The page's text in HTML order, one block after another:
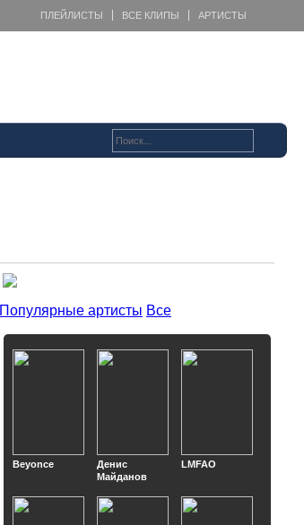
ПЛЕЙЛИСТЫ ВСЕ КЛИПЫ АРТИСТЫ
Популярные артисты Все
Beyonce
Денис
Майданов
LMFAO